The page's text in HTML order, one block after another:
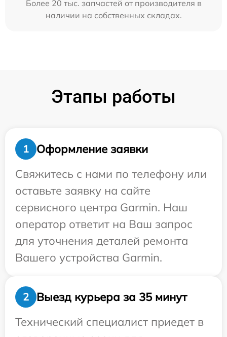
Более 20 тыс. запчастей от производителя в
наличии на собственных складах.
Этапы работы
1
Оформление заявки
Свяжитесь с нами по телефону или
оставьте заявку на сайте
сервисного центра Garmin. Наш
оператор ответит на Ваш запрос
для уточнения деталей ремонта
Вашего устройства Garmin.
2
Выезд курьера за 35 минут
Технический специалист приедет в